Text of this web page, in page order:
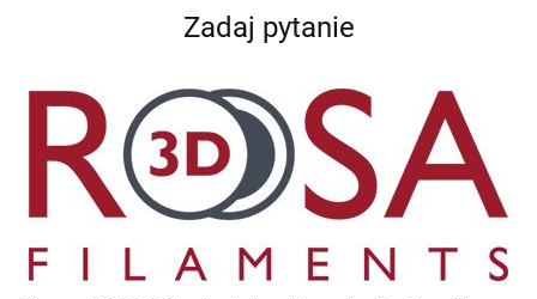
Zadaj pytanie